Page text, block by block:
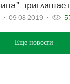
09-08-2019
Еще новости